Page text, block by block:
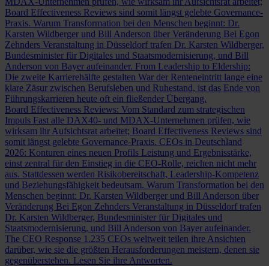
Board Effectiveness Reviews sind somit längst gelebte Governance-
Praxis. Warum Transformation bei den Menschen beginnt: Dr.
Karsten Wildberger und Bill Anderson über Veränderung Bei Egon
Zehnders Veranstaltung in Düsseldorf trafen Dr. Karsten Wildberger,
Bundesminister für Digitales und Staatsmodernisierung, und Bill
Anderson von Bayer aufeinander. From Leadership to Eldership:
Die zweite Karrierehälfte gestalten War der Renteneintritt lange eine
klare Zäsur zwischen Berufsleben und Ruhestand, ist das Ende von
Führungskarrieren heute oft ein fließender Übergang.
Board Effectiveness Reviews: Vom Standard zum strategischen
Impuls Fast alle DAX40- und MDAX-Unternehmen prüfen, wie
wirksam ihr Aufsichtsrat arbeitet; Board Effectiveness Reviews sind
somit längst gelebte Governance-Praxis. CEOs in Deutschland
2026: Konturen eines neuen Profils Leistung und Ergebnisstärke,
einst zentral für den Einstieg in die CEO-Rolle, reichen nicht mehr
aus. Stattdessen werden Risikobereitschaft, Leadership-Kompetenz
und Beziehungsfähigkeit bedeutsam. Warum Transformation bei den
Menschen beginnt: Dr. Karsten Wildberger und Bill Anderson über
Veränderung Bei Egon Zehnders Veranstaltung in Düsseldorf trafen
Dr. Karsten Wildberger, Bundesminister für Digitales und
Staatsmodernisierung, und Bill Anderson von Bayer aufeinander.
The CEO Response 1.235 CEOs weltweit teilen ihre Ansichten
darüber, wie sie die größten Herausforderungen meistern, denen sie
gegenüberstehen. Lesen Sie ihre Antworten.